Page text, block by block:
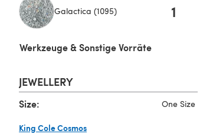
Galactica (1095) 1
Werkzeuge & Sonstige Vorräte
JEWELLERY
Size: One Size
King Cole Cosmos